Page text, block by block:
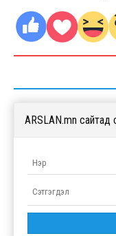
ARSLAN.mn сайтад